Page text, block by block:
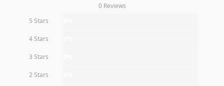
0 Reviews
5 Stars
4 Stars
3 Stars
2 Stars